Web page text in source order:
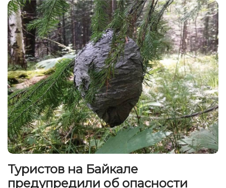
Туристов на Байкале
предупредили об опасности